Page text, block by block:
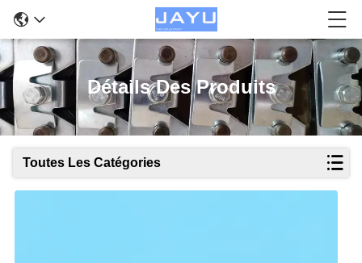
Détails Des Produits
Toutes Les Catégories